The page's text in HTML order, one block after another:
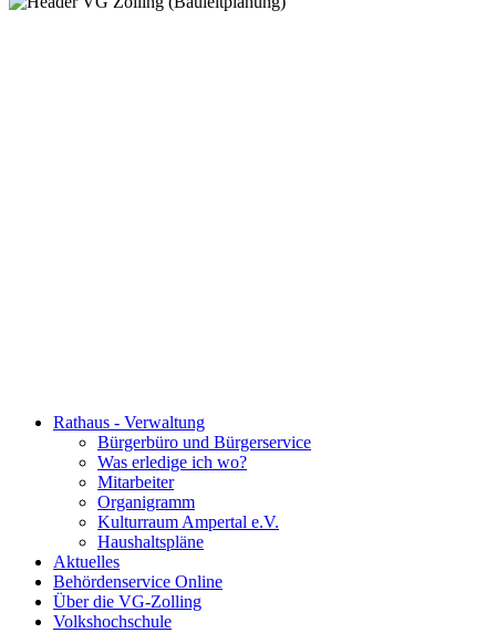
Rathaus - Verwaltung
Bürgerbüro und Bürgerservice
Was erledige ich wo?
Mitarbeiter
Organigramm
Kulturraum Ampertal e.V.
Haushaltspläne
Aktuelles
Behördenservice Online
Über die VG-Zolling
Volkshochschule